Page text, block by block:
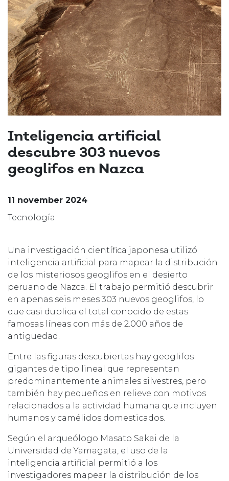
Inteligencia artificial
descubre 303 nuevos
geoglifos en Nazca
11 november 2024
Tecnología
Una investigación científica japonesa utilizó
inteligencia artificial para mapear la distribución
de los misteriosos geoglifos en el desierto
peruano de Nazca. El trabajo permitió descubrir
en apenas seis meses 303 nuevos geoglifos, lo
que casi duplica el total conocido de estas
famosas líneas con más de 2.000 años de
antigüedad.
Entre las figuras descubiertas hay geoglifos
gigantes de tipo lineal que representan
predominantemente animales silvestres, pero
también hay pequeños en relieve con motivos
relacionados a la actividad humana que incluyen
humanos y camélidos domesticados.
Según el arqueólogo Masato Sakai de la
Universidad de Yamagata, el uso de la
inteligencia artificial permitió a los
investigadores mapear la distribución de los